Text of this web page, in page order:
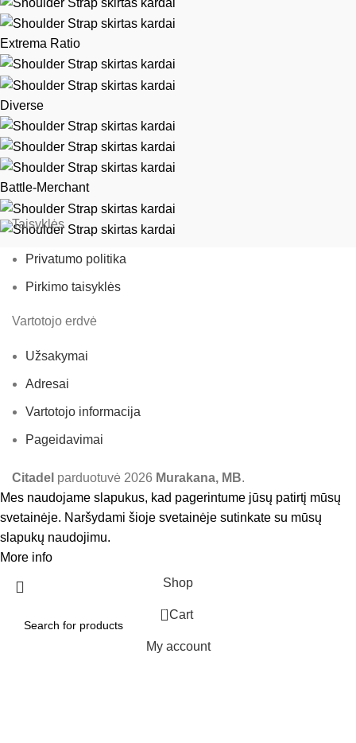
Extrema Ratio
Diverse
Battle-Merchant
Taisyklės
Privatumo politika
Pirkimo taisyklės
Vartotojo erdvė
Užsakymai
Adresai
Vartotojo informacija
Pageidavimai
Citadel parduotuvė 2026 Murakana, MB.
Mes naudojame slapukus, kad pagerintume jūsų patirtį mūsų
svetainėje. Naršydami šioje svetainėje sutinkate su mūsų
slapukų naudojimu.
More info
Shop
0 Cart
My account